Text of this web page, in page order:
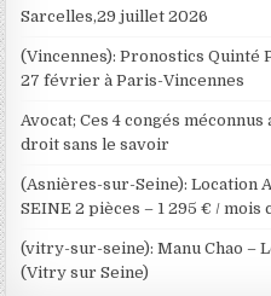
Sarcelles,29 juillet 2026
(Vincennes): Pronostics Quinté
27 février à Paris-Vincennes
Avocat; Ces 4 congés
droit sans le savoir
(Asnières-sur-Seine): Location
SEINE 2 pièces – 1 295 € /
(vitry-sur-seine): Manu Chao –
(Vitry sur Seine)